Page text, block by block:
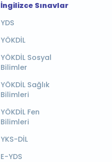
İngilizce Sınavlar
YDS
YÖKDİL
YÖKDİL Sosyal
Bilimler
YÖKDİL Sağlık
Bilimleri
YÖKDİL Fen
Bilimleri
YKS-DİL
E-YDS